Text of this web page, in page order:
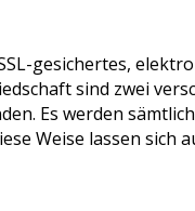
gesichertes,
sind zwei
Es werden
Weise lassen